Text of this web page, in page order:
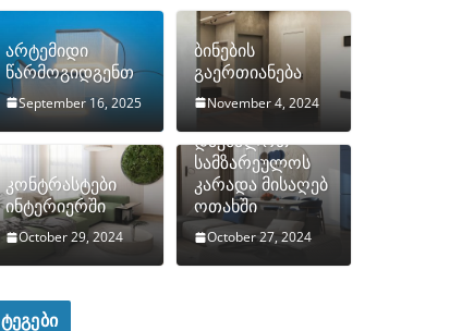
არტემიდი
წარმოგიდგენთ
September 16, 2025
ბინების
გაერთიანება
November 4, 2024
კონტრასტები
ინტერიერში
October 29, 2024
როგორ
დავმალოთ
სამზარეულოს
კარადა მისაღებ
ოთახში
October 27, 2024
ტეგები